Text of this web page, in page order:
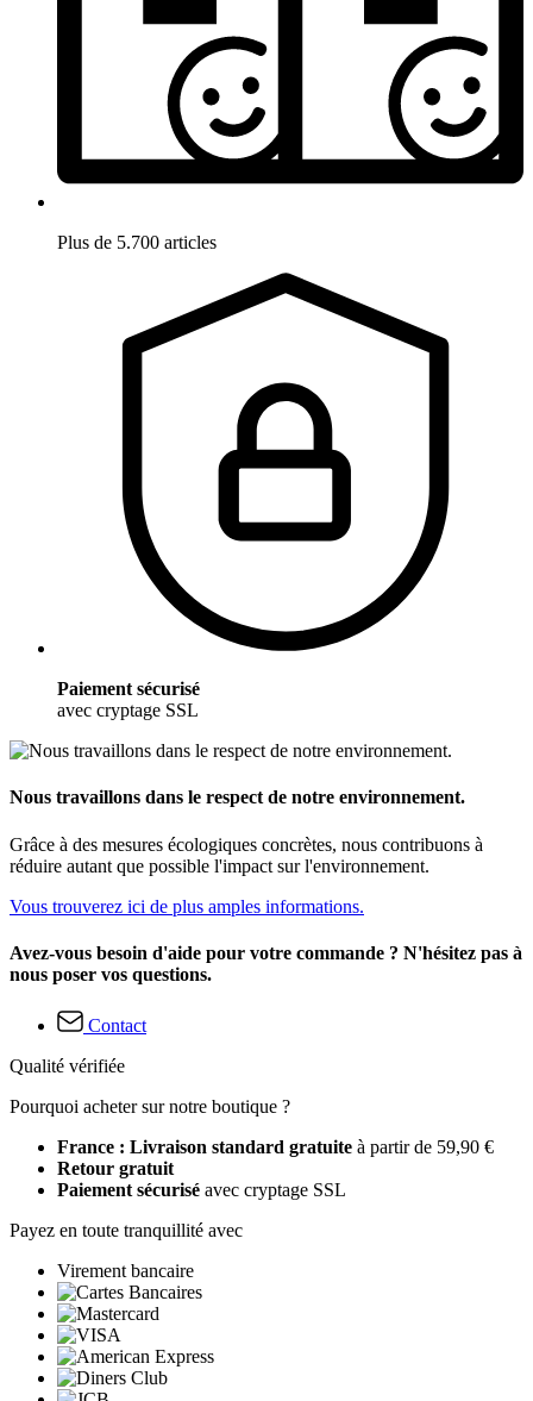
Plus de 5.700 articles
Paiement sécurisé
avec cryptage SSL
Nous travaillons dans le respect de notre environnement.
Grâce à des mesures écologiques concrètes, nous contribuons à
réduire autant que possible l'impact sur l'environnement.
Vous trouverez ici de plus amples informations.
Avez-vous besoin d'aide pour votre commande ? N'hésitez pas à
nous poser vos questions.
Contact
Qualité vérifiée
Pourquoi acheter sur notre boutique ?
France : Livraison standard gratuite à partir de 59,90 €
Retour gratuit
Paiement sécurisé avec cryptage SSL
Payez en toute tranquillité avec
Virement bancaire